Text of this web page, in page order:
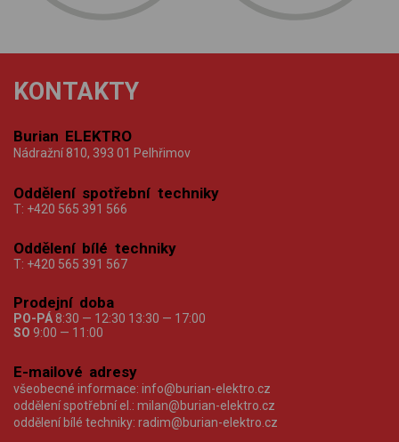
KONTAKTY
Burian ELEKTRO
Nádražní 810, 393 01 Pelhřimov
Oddělení spotřební techniky
T: +420 565 391 566
Oddělení bílé techniky
T: +420 565 391 567
Prodejní doba
PO-PÁ 8:30 — 12:30 13:30 — 17:00
SO 9:00 — 11:00
E-mailové adresy
všeobecné informace: info@burian-elektro.cz
oddělení spotřební el.: milan@burian-elektro.cz
oddělení bílé techniky: radim@burian-elektro.cz